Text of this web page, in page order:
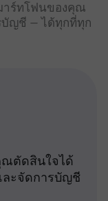
าร์ทโฟนของคุณ
บัญชี — ได้ทุกที่ทุก
ณตัดสินใจได้
ละจัดการบัญชี